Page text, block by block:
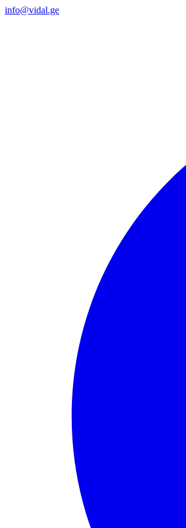
info@vidal.ge